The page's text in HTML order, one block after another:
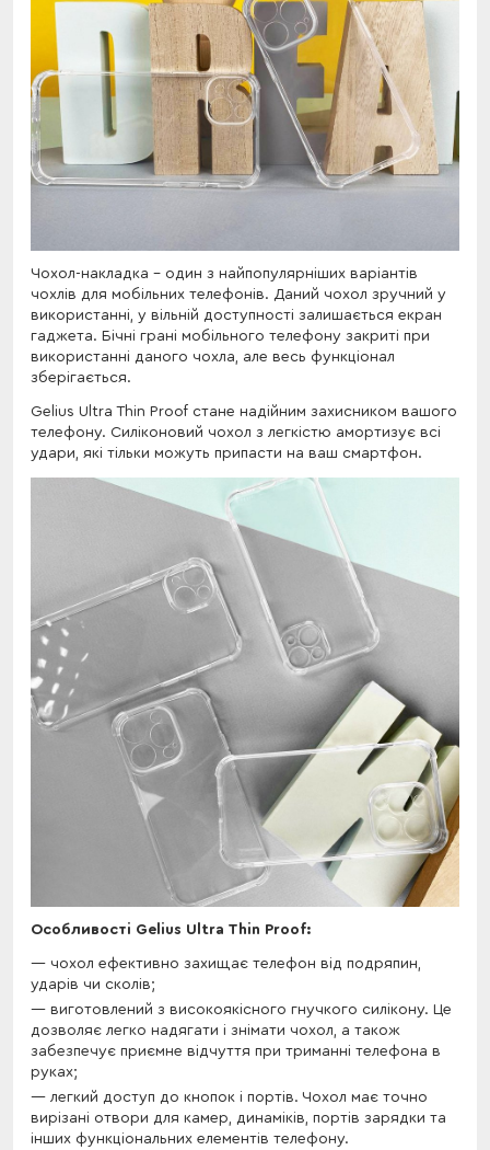
Чохол-накладка - один з найпопулярніших варіантів
чохлів для мобільних телефонів. Даний чохол зручний у
використанні, у вільній доступності залишається екран
гаджета. Бічні грані мобільного телефону закриті при
використанні даного чохла, але весь функціонал
зберігається.
Gelius Ultra Thin Proof стане надійним захисником вашого
телефону. Силіконовий чохол з легкістю амортизує всі
удари, які тільки можуть припасти на ваш смартфон.
Особливості Gelius Ultra Thin Proof:
чохол ефективно захищає телефон від подряпин,
ударів чи сколів;
виготовлений з високоякісного гнучкого силікону. Це
дозволяє легко надягати і знімати чохол, а також
забезпечує приємне відчуття при триманні телефона в
руках;
легкий доступ до кнопок і портів. Чохол має точно
вирізані отвори для камер, динаміків, портів зарядки та
інших функціональних елементів телефону.